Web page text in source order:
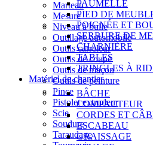
Marteau
Mesure
Niveau à bulle
Outillage automobile
Outils carreleur
Outils de coupe
Outils de maçon
Outils de peinture
Pince
Pistolet extrudeur
Scie
Soudure
Taraudage
PAUMELLE
PIED DE
POIGNÉE ET
SERRURE DE
CHARNIÈRE
TABLES
TRINGLES À
Matériel de chantier
BÂCHE
COMPACTEUR
CORDES ET
ESCABEAU
GRAISSAGE